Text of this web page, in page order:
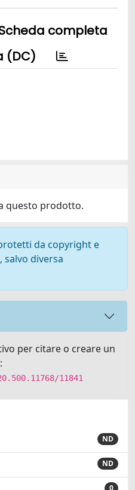
completa
(DC)
questo prodotto.
da copyright e
diversa
per citare o creare un
11841
ND
ND